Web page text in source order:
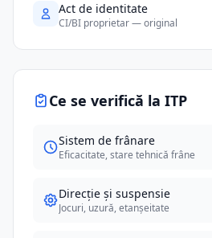
Act de identitate
CI/BI proprietar — original
Ce se verifică la ITP
Sistem de frânare
Eficacitate, stare tehnică frâne
Direcție și suspensie
Jocuri, uzură, etanșeitate